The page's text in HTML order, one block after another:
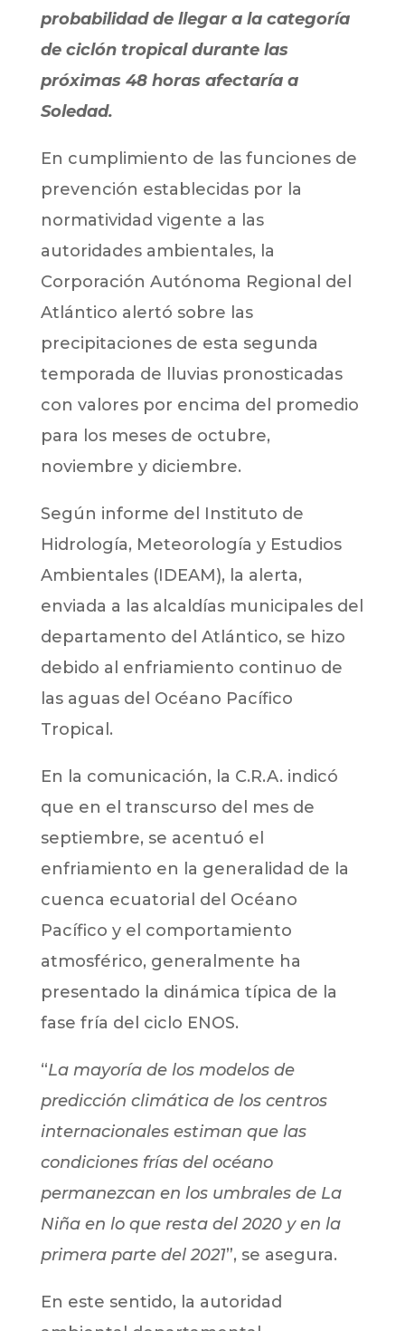
probabilidad de llegar a la categoría
de ciclón tropical durante las
próximas 48 horas afectaría a
Soledad.
En cumplimiento de las funciones de
prevención establecidas por la
normatividad vigente a las
autoridades ambientales, la
Corporación Autónoma Regional del
Atlántico alertó sobre las
precipitaciones de esta segunda
temporada de lluvias pronosticadas
con valores por encima del promedio
para los meses de octubre,
noviembre y diciembre.
Según informe del Instituto de
Hidrología, Meteorología y Estudios
Ambientales (IDEAM), la alerta,
enviada a las alcaldías municipales del
departamento del Atlántico, se hizo
debido al enfriamiento continuo de
las aguas del Océano Pacífico
Tropical.
En la comunicación, la C.R.A. indicó
que en el transcurso del mes de
septiembre, se acentuó el
enfriamiento en la generalidad de la
cuenca ecuatorial del Océano
Pacífico y el comportamiento
atmosférico, generalmente ha
presentado la dinámica típica de la
fase fría del ciclo ENOS.
“La mayoría de los modelos de
predicción climática de los centros
internacionales estiman que las
condiciones frías del océano
permanezcan en los umbrales de La
Niña en lo que resta del 2020 y en la
primera parte del 2021”, se asegura.
En este sentido, la autoridad